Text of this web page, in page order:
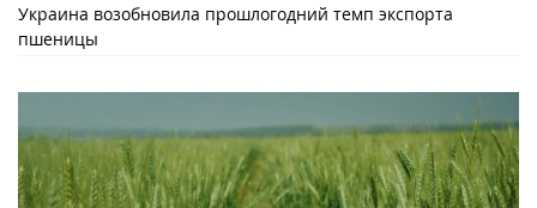
Украина возобновила прошлогодний темп экспорта
пшеницы